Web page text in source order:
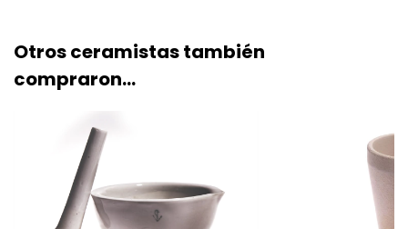
Otros ceramistas también
compraron...